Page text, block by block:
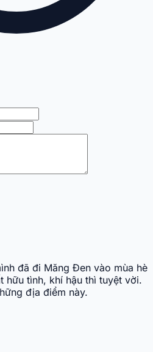
đã đi Măng Đen vào mùa hè
hữu tình, khí hậu thì tuyệt vời.
địa điểm này.